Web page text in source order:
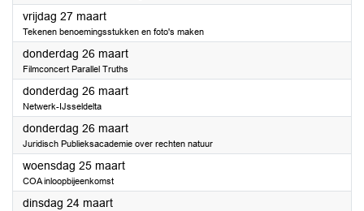
vrijdag 27 maart2026
Tekenen benoemingsstukken en foto's maken
donderdag 26 maart2026
Filmconcert Parallel Truths
donderdag 26 maart2026
Netwerk-IJsseldelta
donderdag 26 maart2026
Juridisch Publieksacademie over rechten natuur
woensdag 25 maart2026
COA inloopbijeenkomst
dinsdag 24 maart2026